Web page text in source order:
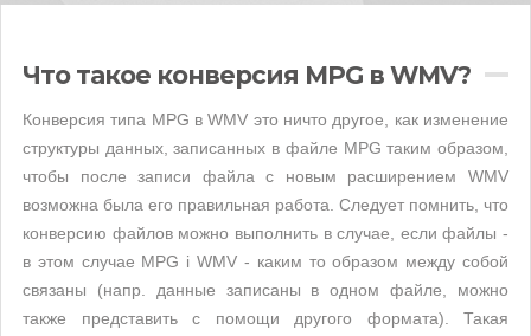
Что такое конверсия MPG в WMV?
Конверсия типа MPG в WMV это ничто другое, как изменение
структуры данных, записанных в файле MPG таким образом,
чтобы после записи файла с новым расширением WMV
возможна была его правильная работа. Следует помнить, что
конверсию файлов можно выполнить в случае, если файлы -
в этом случае MPG i WMV - каким то образом между собой
связаны (напр. данные записаны в одном файле, можно
также представить с помощи другого формата). Такая